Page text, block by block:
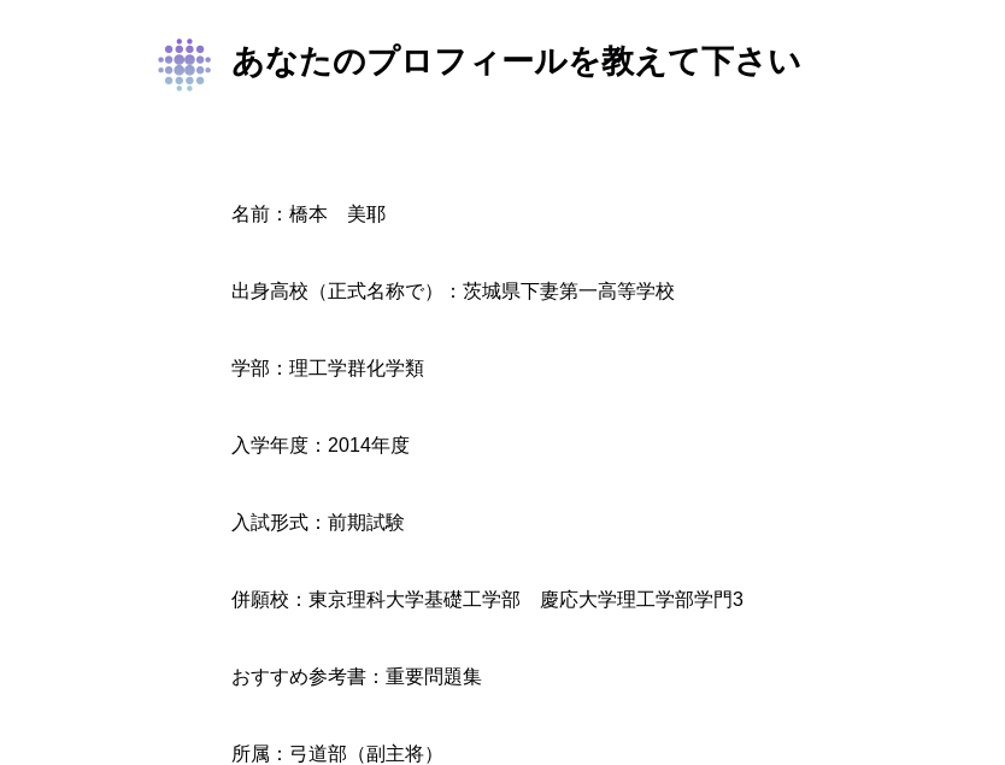
あなたのプロフィールを教えて下さい
名前：橋本 美耶
出身高校（正式名称で）：茨城県下妻第一高等学校
学部：理工学群化学類
入学年度：2014年度
入試形式：前期試験
併願校：東京理科大学基礎工学部 慶応大学理工学部学門3
おすすめ参考書：重要問題集
所属：弓道部（副主将）